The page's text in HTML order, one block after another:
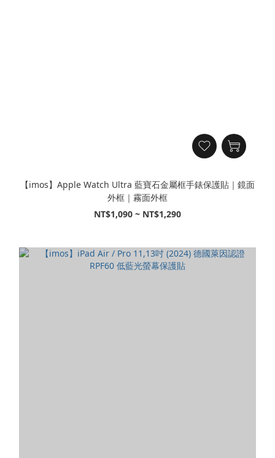
【imos】Apple Watch Ultra 藍寶石金屬框手錶保護貼｜鏡面
外框｜霧面外框
NT$1,090 ~ NT$1,290